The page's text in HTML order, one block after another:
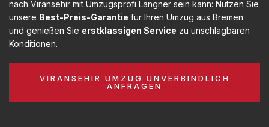
nach Viransehir mit Umzugsprofi Langner sein kann: Nutzen Sie
unsere Best-Preis-Garantie für Ihren Umzug aus Bremen
und genießen Sie erstklassigen Service zu unschlagbaren
Konditionen.
VIRANSEHIR UMZUG UNVERBINDLICH
ANFRAGEN